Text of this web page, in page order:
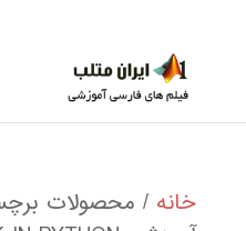
خانه / محصولات